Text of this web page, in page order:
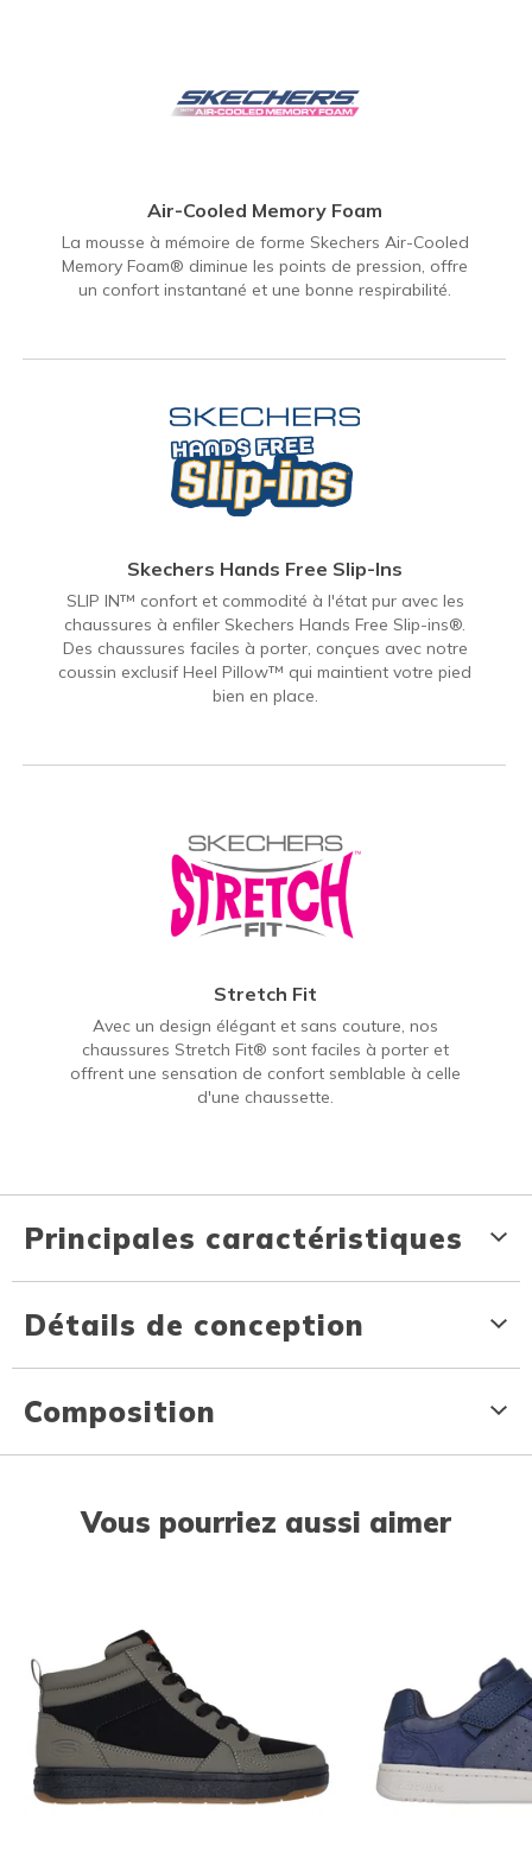
Air-Cooled Memory Foam
La mousse à mémoire de forme Skechers Air-Cooled
Memory Foam® diminue les points de pression, offre
un confort instantané et une bonne respirabilité.
Skechers Hands Free Slip-Ins
SLIP IN™ confort et commodité à l'état pur avec les
chaussures à enfiler Skechers Hands Free Slip-ins®.
Des chaussures faciles à porter, conçues avec notre
coussin exclusif Heel Pillow™ qui maintient votre pied
bien en place.
Stretch Fit
Avec un design élégant et sans couture, nos
chaussures Stretch Fit® sont faciles à porter et
offrent une sensation de confort semblable à celle
d'une chaussette.
Principales caractéristiques
Détails de conception
Composition
Vous pourriez aussi aimer